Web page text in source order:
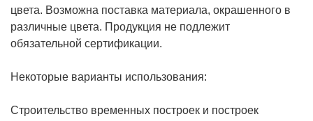
цвета. Возможна поставка материала, окрашенного в
различные цвета. Продукция не подлежит
обязательной сертификации.
Некоторые варианты использования:
Строительство временных построек и построек